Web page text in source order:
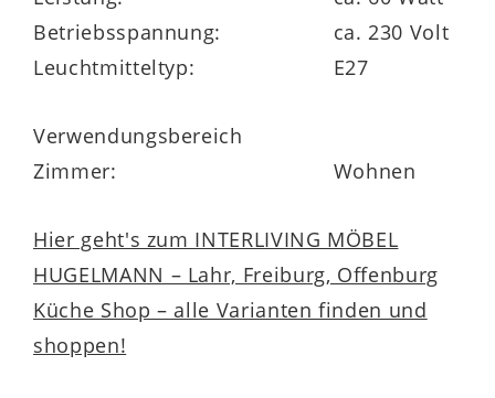
Betriebsspannung:
ca. 230 Volt
Leuchtmitteltyp:
E27
Verwendungsbereich
Zimmer:
Wohnen
Hier geht's zum INTERLIVING MÖBEL
HUGELMANN – Lahr, Freiburg, Offenburg
Küche Shop – alle Varianten finden und
shoppen!